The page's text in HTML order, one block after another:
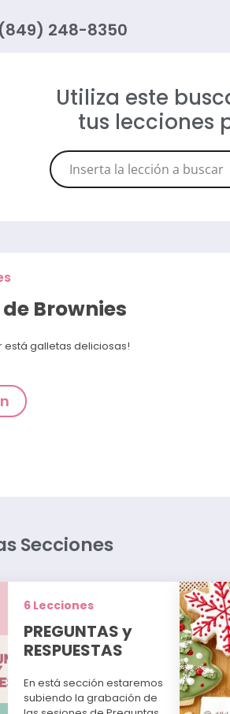
248-8350
Utiliza este
tus lecciones
Brownies
galletas deliciosas!
Secciones
6 Lecciones
PREGUNTAS y
RESPUESTAS
En está sección estaremos
subiendo la grabación de